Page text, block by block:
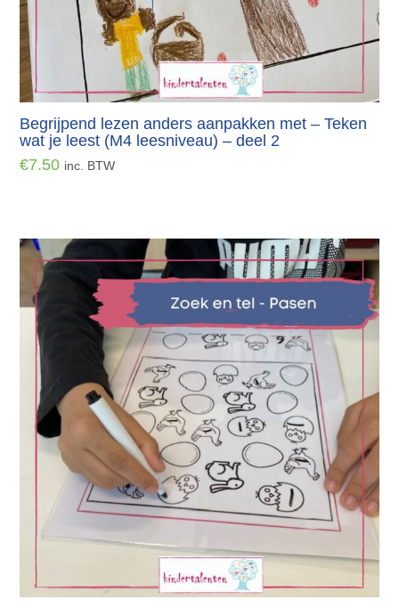
Begrijpend lezen anders aanpakken met – Teken
wat je leest (M4 leesniveau) – deel 2
€7.50 inc. BTW